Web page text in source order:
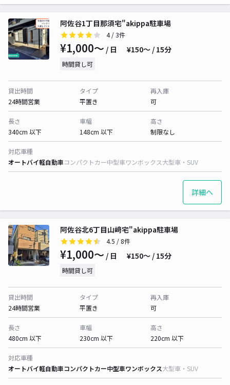
阿佐谷1丁目那須宅"akippa駐車場
4/ 3件
¥1,000〜 / 日 ¥150〜 / 15分
時間貸し可
貸出時間
24時間営業
タイプ
平置き
再入庫
可
長さ
340cm 以下
車幅
148cm 以下
高さ
制限なし
対応車種
オートバイ軽自動車コンパクトカー中型車ワンボックス大型車・SUV
詳細へ
阿佐谷北6丁目山﨑宅"akippa駐車場
4.5 / 8件
¥1,000〜 / 日 ¥150〜 / 15分
時間貸し可
貸出時間
24時間営業
タイプ
平置き
再入庫
可
長さ
480cm 以下
車幅
230cm 以下
高さ
220cm 以下
対応車種
オートバイ軽自動車コンパクトカー中型車ワンボックス大型車・SUV